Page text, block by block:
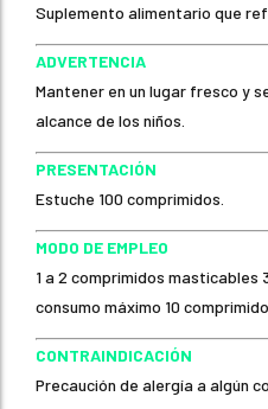
Suplemento alimentario que
ADVERTENCIA
Mantener en un lugar fresco y
alcance de los niños.
PRESENTACIÓN
Estuche 100 comprimidos.
MODO DE EMPLEO
1 a 2 comprimidos masticables
consumo máximo 10
CONTRAINDICACIÓN
Precaución de alergía a algún